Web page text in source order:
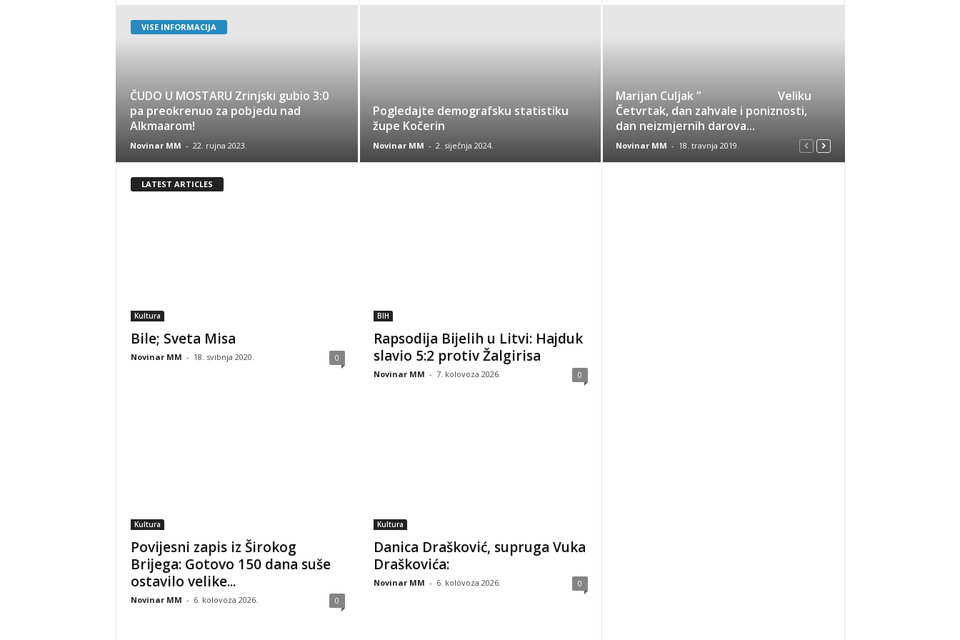
VISE INFORMACIJA
ČUDO U MOSTARU Zrinjski gubio 3:0
pa preokrenuo za pobjedu nad
Alkmaarom!
Novinar MM - 22. rujna 2023.
Pogledajte demografsku statistiku
župe Kočerin
Novinar MM - 2. siječnja 2024.
Marijan Culjak ” Veliku
Četvrtak, dan zahvale i poniznosti,
dan neizmjernih darova...
Novinar MM - 18. travnja 2019.
LATEST ARTICLES
Kultura
Bile; Sveta Misa
Novinar MM - 18. svibnja 2020. 0
BIH
Rapsodija Bijelih u Litvi: Hajduk
slavio 5:2 protiv Žalgirisa
Novinar MM - 7. kolovoza 2026. 0
Kultura
Povijesni zapis iz Širokog
Brijega: Gotovo 150 dana suše
ostavilo velike...
Novinar MM - 6. kolovoza 2026. 0
Kultura
Danica Drašković, supruga Vuka
Draškovića:
Novinar MM - 6. kolovoza 2026. 0